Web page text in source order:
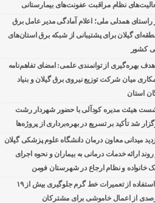
نظام مراقبت عفونت‌های بیمارستانی
راستای همدلی ملی؛ اعلام آمادگی مدیر عامل برق
گیلان برای پشتیبانی از شبكه برق استان‌های
كشور
هدف بهره‌گیری از توانمندی علمی: امضای تفاهم‌نامه
میان شركت توزیع نیروی برق گیلان و بنیاد
استان
هیئت مدیره کودآلی با حضور شهردار رشت
شد تأکید بر تسریع در بهره‌برداری از پروژه‌ها
میدانی معاون درمان دانشگاه علوم پزشکی گیلان
روند ارائه خدمات درمانی به بیماران و نحوه اجرای
خانواده و نظام ارجاع در شهرستان فومن
با استفاده از تعمیرات خط گرم جلوگیری بیش از ۱۹
از اعمال خاموشی برای مشتركان